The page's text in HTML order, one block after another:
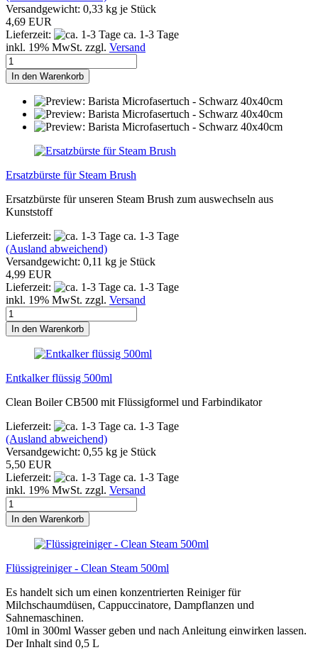
Versandgewicht: 0,33 kg je Stück
4,69 EUR
Lieferzeit:
ca. 1-3 Tage
inkl. 19% MwSt. zzgl. Versand
In den Warenkorb
Ersatzbürste für Steam Brush
Ersatzbürste für unseren Steam Brush zum auswechseln aus
Kunststoff
Lieferzeit:
ca. 1-3 Tage
(Ausland abweichend)
Versandgewicht: 0,11 kg je Stück
4,99 EUR
Lieferzeit:
ca. 1-3 Tage
inkl. 19% MwSt. zzgl. Versand
In den Warenkorb
Entkalker flüssig 500ml
Clean Boiler CB500 mit Flüssigformel und Farbindikator
Lieferzeit:
ca. 1-3 Tage
(Ausland abweichend)
Versandgewicht: 0,55 kg je Stück
5,50 EUR
Lieferzeit:
ca. 1-3 Tage
inkl. 19% MwSt. zzgl. Versand
In den Warenkorb
Flüssigreiniger - Clean Steam 500ml
Es handelt sich um einen konzentrierten Reiniger für
Milchschaumdüsen, Cappuccinatore, Dampflanzen und
Sahnemaschinen.
10ml in 300ml Wasser geben und nach Anleitung einwirken lassen.
Der Inhalt sind 0,5 L